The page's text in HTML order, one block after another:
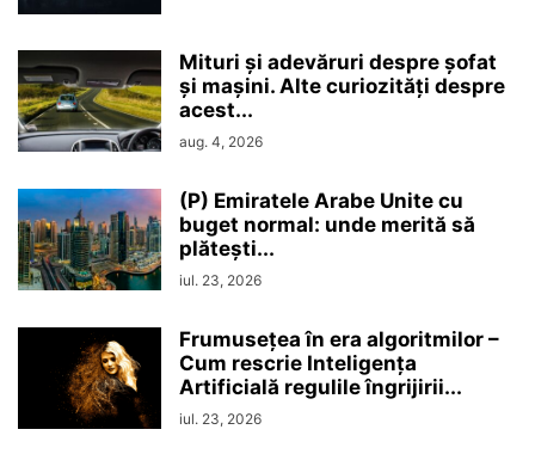
Mituri și adevăruri despre șofat
și mașini. Alte curiozități despre
acest...
aug. 4, 2026
(P) Emiratele Arabe Unite cu
buget normal: unde merită să
plătești...
iul. 23, 2026
Frumusețea în era algoritmilor –
Cum rescrie Inteligența
Artificială regulile îngrijirii...
iul. 23, 2026